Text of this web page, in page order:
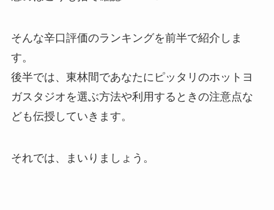
そんな辛口評価のランキングを前半で紹介しま
す。
後半では、東林間であなたにピッタリのホットヨ
ガスタジオを選ぶ方法や利用するときの注意点な
ども伝授していきます。
それでは、まいりましょう。